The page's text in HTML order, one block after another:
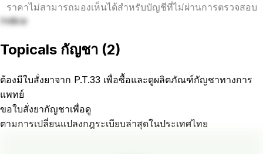
ราคาไม่สามารถมองเห็นได้สำหรับบัญชีที่ไม่ผ่านการตรวจสอบ
Indica
Topicals กัญชา (2)
ต้องมีใบสั่งยาจาก P.T.33 เพื่อซื้อและดูผลิตภัณฑ์กัญชาทางการ
แพทย์
ขอใบสั่งยากัญชาเพื่อดู
ตามการเปลี่ยนแปลงกฎระเบียบล่าสุดในประเทศไทย